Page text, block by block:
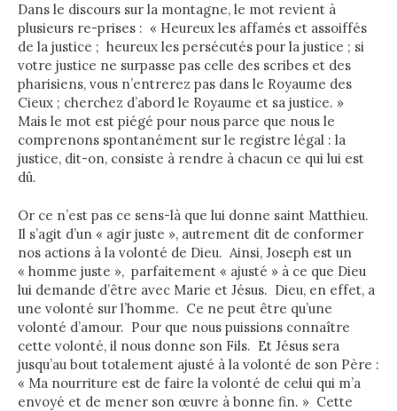
Dans le discours sur la montagne, le mot revient à
plusieurs re-prises : « Heureux les affamés et assoiffés
de la justice ; heureux les persécutés pour la justice ; si
votre justice ne surpasse pas celle des scribes et des
pharisiens, vous n’entrerez pas dans le Royaume des
Cieux ; cherchez d’abord le Royaume et sa justice. »
Mais le mot est piégé pour nous parce que nous le
comprenons spontanément sur le registre légal : la
justice, dit-on, consiste à rendre à chacun ce qui lui est
dû.
Or ce n’est pas ce sens-là que lui donne saint Matthieu.
Il s’agit d’un « agir juste », autrement dit de conformer
nos actions à la volonté de Dieu. Ainsi, Joseph est un
« homme juste », parfaitement « ajusté » à ce que Dieu
lui demande d’être avec Marie et Jésus. Dieu, en effet, a
une volonté sur l’homme. Ce ne peut être qu’une
volonté d’amour. Pour que nous puissions connaître
cette volonté, il nous donne son Fils. Et Jésus sera
jusqu’au bout totalement ajusté à la volonté de son Père :
« Ma nourriture est de faire la volonté de celui qui m’a
envoyé et de mener son œuvre à bonne fin. » Cette